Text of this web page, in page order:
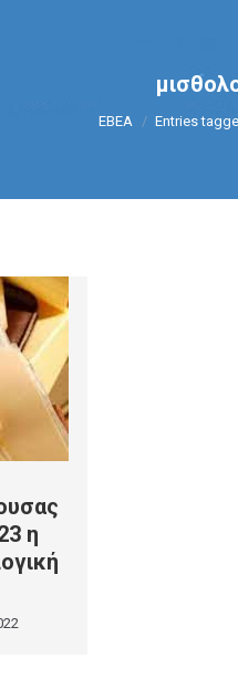
You are here:
ΕΒΕΑ Entries
η